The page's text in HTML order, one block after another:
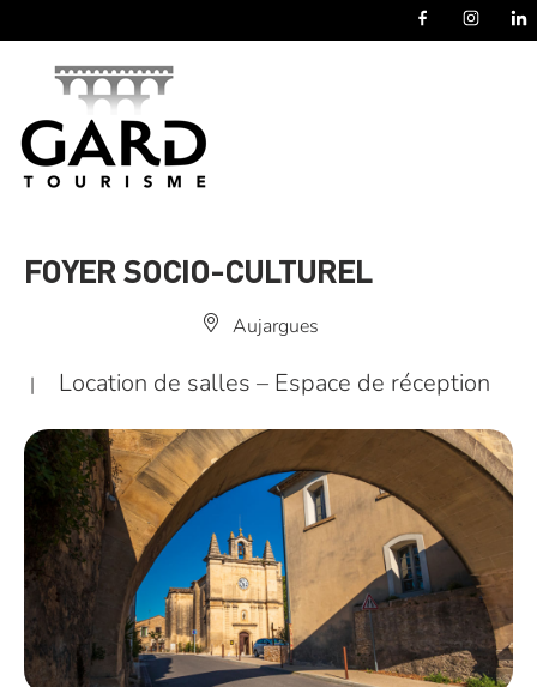
FOYER SOCIO-CULTUREL
Aujargues
| Location de salles – Espace de réception